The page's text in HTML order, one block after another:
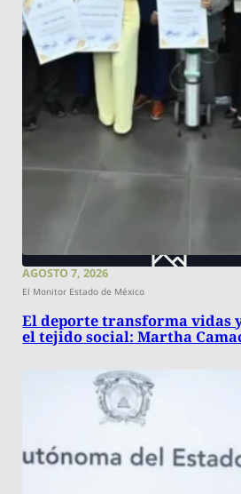
AGOSTO 7, 2026
El Monitor Estado de México
El deporte transforma vidas
el tejido social: Martha